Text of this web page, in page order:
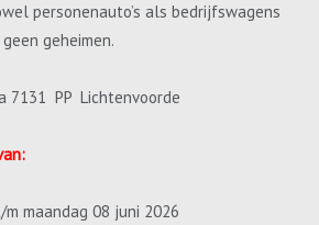
personenauto’s als bedrijfswagens
geheimen.
7131 PP Lichtenvoorde
maandag 08 juni 2026